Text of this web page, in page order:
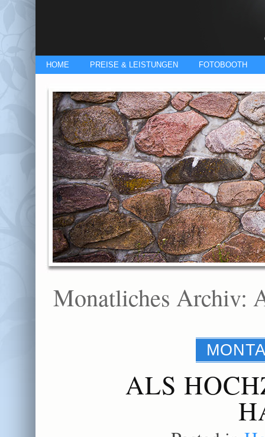
HOME PREISE & LEISTUNGEN FOTOBOOTH
Monatliches Archiv:
ALS